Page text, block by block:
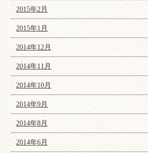
2015年2月
2015年1月
2014年12月
2014年11月
2014年10月
2014年9月
2014年8月
2014年6月